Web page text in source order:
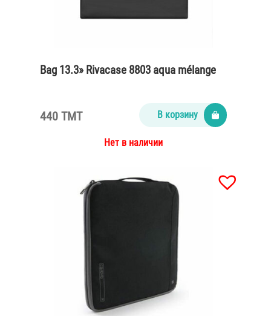
Bag 13.3» Rivacase 8803 aqua mélange
440 TMT В корзину
Нет в наличии